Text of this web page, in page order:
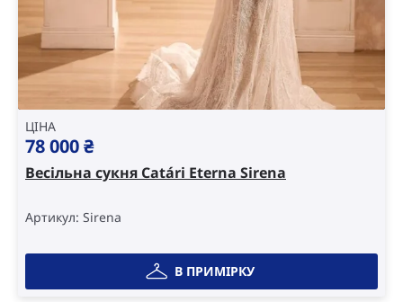
ЦІНА
78 000₴
Весільна сукня Catári Eterna Sirena
Артикул: Sirena
В ПРИМІРКУ